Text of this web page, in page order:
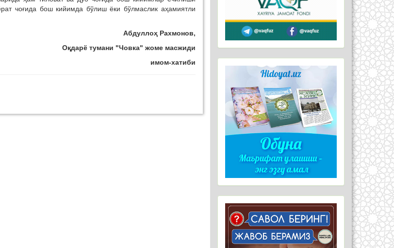
чоғида бош кийимда бўлиш ёки бўлмаслик аҳамиятли
Абдуллоҳ Рахмонов,
Оқдарё тумани "Човка" жоме масжиди
имом-хатиби